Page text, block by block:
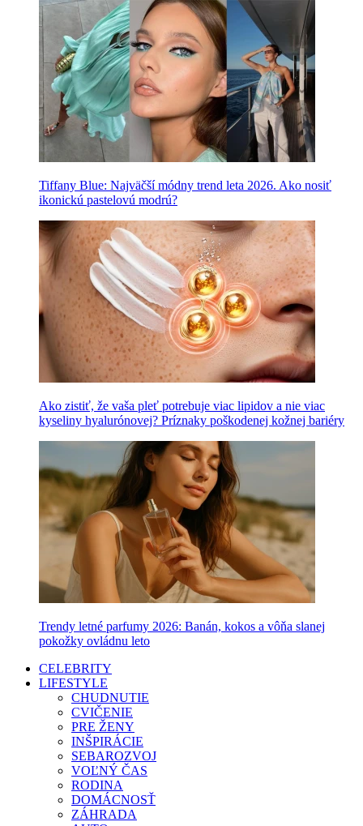
Tiffany Blue: Najväčší módny trend leta 2026. Ako nosiť
ikonickú pastelovú modrú?
Ako zistiť, že vaša pleť potrebuje viac lipidov a nie viac
kyseliny hyalurónovej? Príznaky poškodenej kožnej bariéry
Trendy letné parfumy 2026: Banán, kokos a vôňa slanej
pokožky ovládnu leto
CELEBRITY
LIFESTYLE
CHUDNUTIE
CVIČENIE
PRE ŽENY
INŠPIRÁCIE
SEBAROZVOJ
VOĽNÝ ČAS
RODINA
DOMÁCNOSŤ
ZÁHRADA